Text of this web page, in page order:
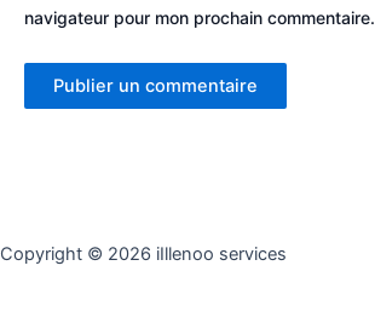
navigateur pour mon prochain commentaire.
Copyright © 2026 iIllenoo services